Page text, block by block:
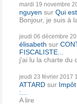
mardi 19 novembre
nguyen sur Qui
Bonjour, je suis à
jeudi 06 décembre
élisabeth sur
FISCALISTE...
j'ai lu la charte du
jeudi 23 février 2017
ATTARD sur
:...
A lire